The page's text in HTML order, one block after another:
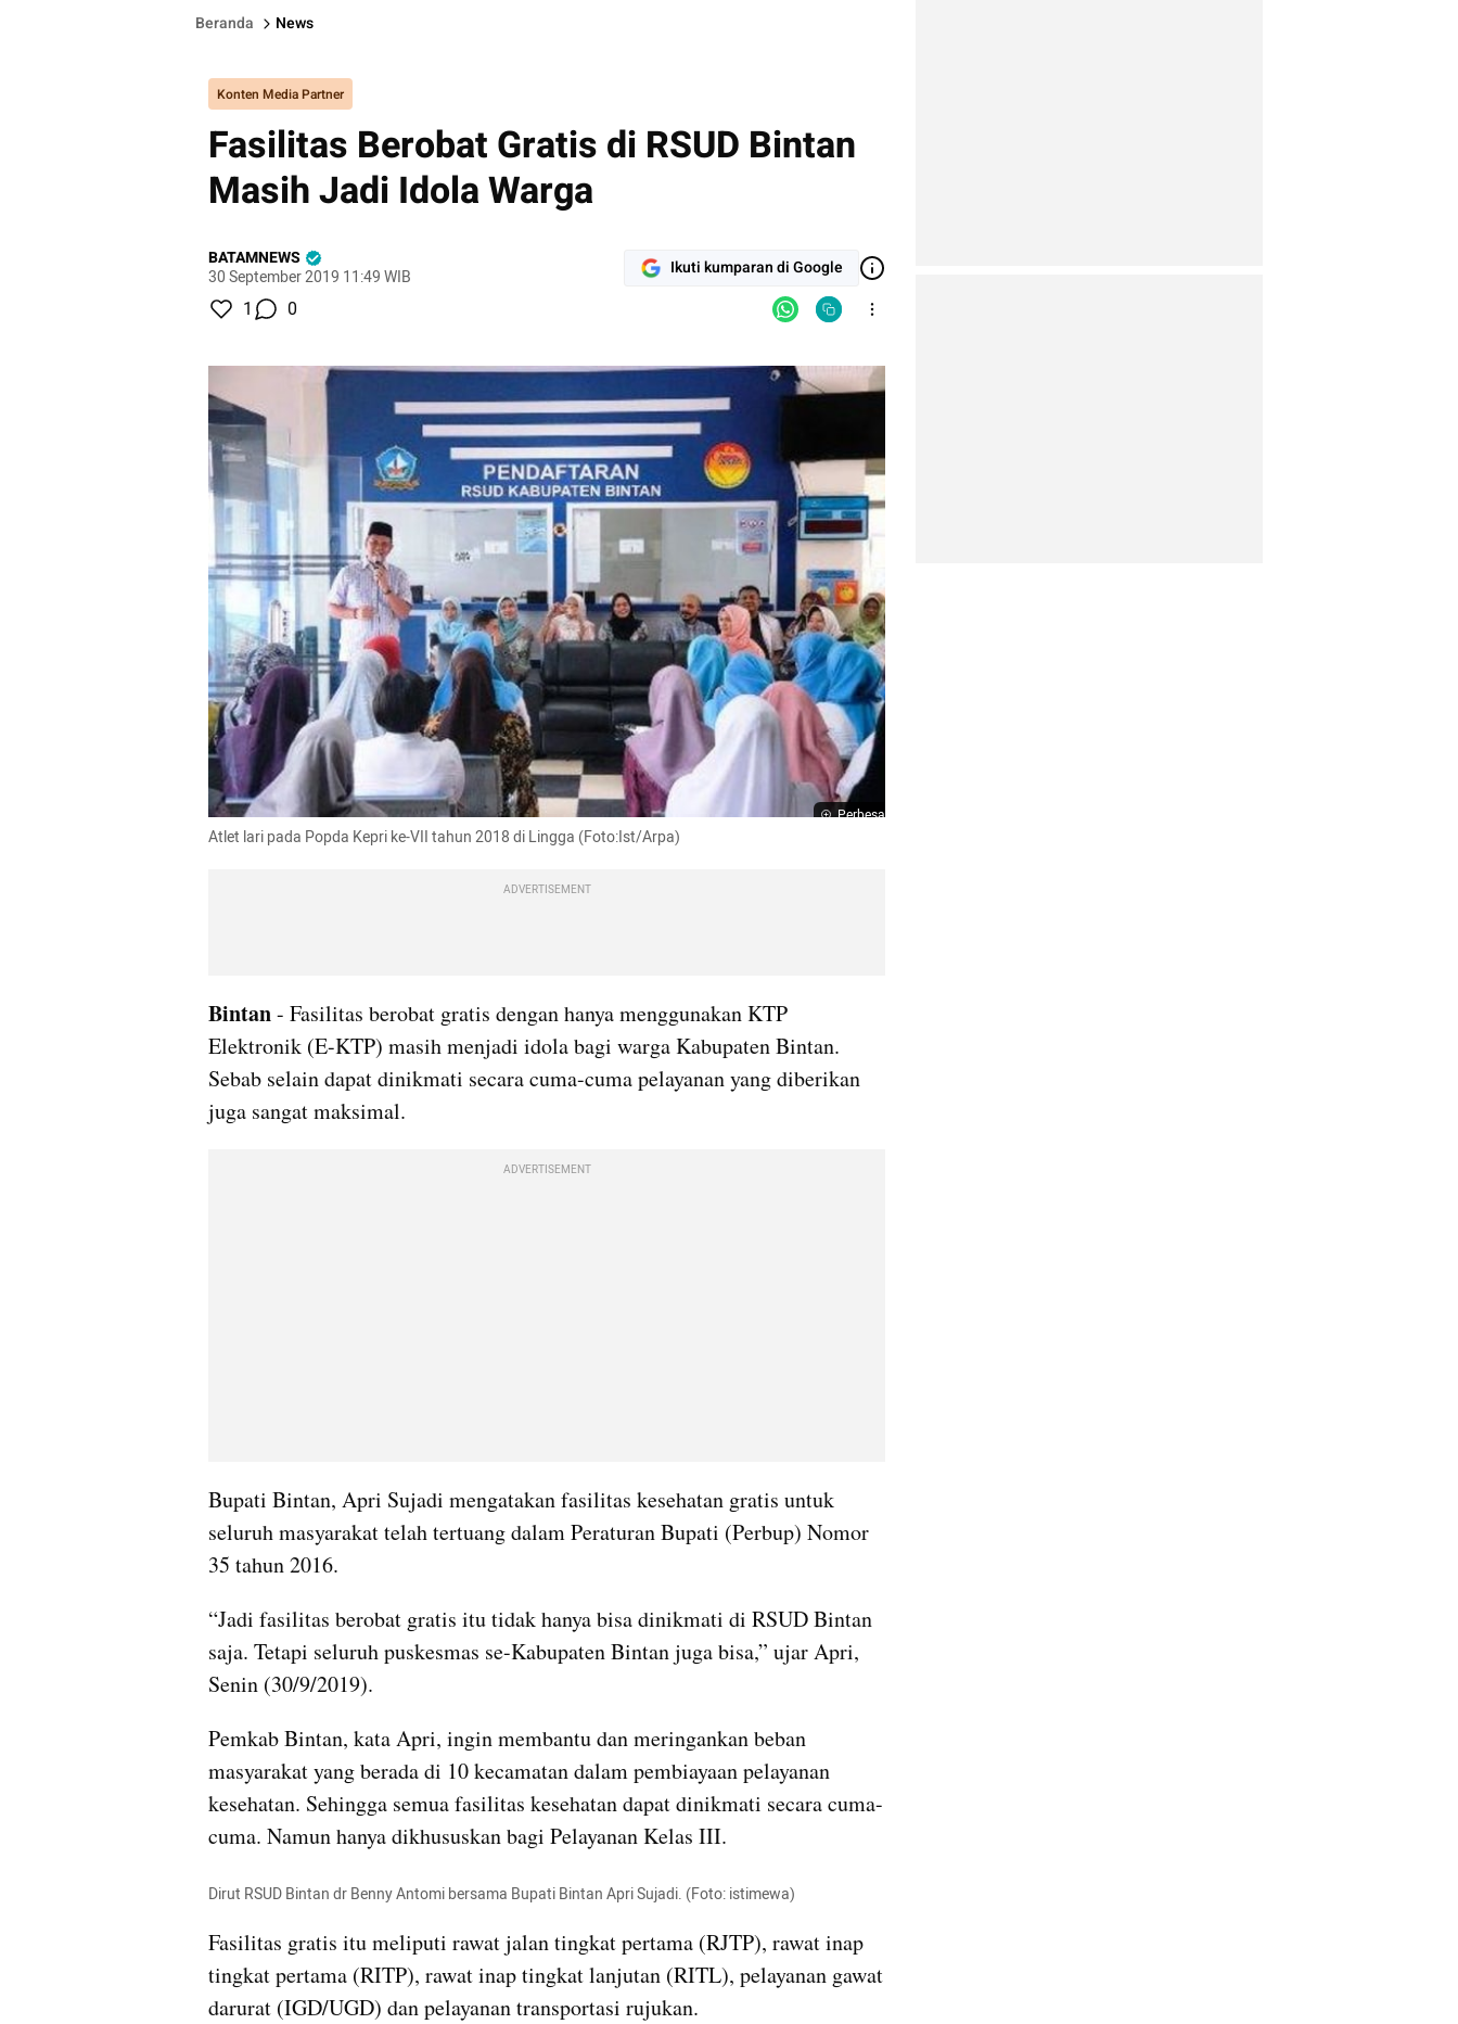
Beranda News
Konten Media Partner
Fasilitas Berobat Gratis di RSUD Bintan
Masih Jadi Idola Warga
BATAMNEWS
30 September 2019 11:49 WIB
Ikuti kumparan di Google
1 0
Perbesar
Atlet lari pada Popda Kepri ke-VII tahun 2018 di Lingga (Foto:Ist/Arpa)
ADVERTISEMENT
Bintan - Fasilitas berobat gratis dengan hanya menggunakan KTP
Elektronik (E-KTP) masih menjadi idola bagi warga Kabupaten Bintan.
Sebab selain dapat dinikmati secara cuma-cuma pelayanan yang diberikan
juga sangat maksimal.
ADVERTISEMENT
Bupati Bintan, Apri Sujadi mengatakan fasilitas kesehatan gratis untuk
seluruh masyarakat telah tertuang dalam Peraturan Bupati (Perbup) Nomor
35 tahun 2016.
“Jadi fasilitas berobat gratis itu tidak hanya bisa dinikmati di RSUD Bintan
saja. Tetapi seluruh puskesmas se-Kabupaten Bintan juga bisa,” ujar Apri,
Senin (30/9/2019).
Pemkab Bintan, kata Apri, ingin membantu dan meringankan beban
masyarakat yang berada di 10 kecamatan dalam pembiayaan pelayanan
kesehatan. Sehingga semua fasilitas kesehatan dapat dinikmati secara cuma-
cuma. Namun hanya dikhususkan bagi Pelayanan Kelas III.
Dirut RSUD Bintan dr Benny Antomi bersama Bupati Bintan Apri Sujadi. (Foto: istimewa)
Fasilitas gratis itu meliputi rawat jalan tingkat pertama (RJTP), rawat inap
tingkat pertama (RITP), rawat inap tingkat lanjutan (RITL), pelayanan gawat
darurat (IGD/UGD) dan pelayanan transportasi rujukan.